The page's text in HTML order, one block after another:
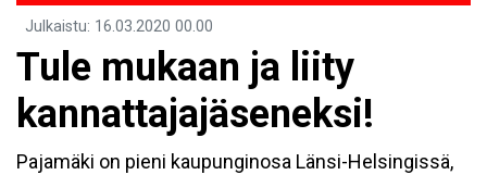
Julkaistu: 16.03.2020 00.00
Tule mukaan ja liity
kannattajajäseneksi!
Pajamäki on pieni kaupunginosa Länsi-Helsingissä,